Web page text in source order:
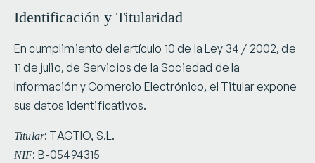
Identificación y Titularidad
En cumplimiento del artículo 10 de la Ley 34 / 2002, de
11 de julio, de Servicios de la Sociedad de la
Información y Comercio Electrónico, el Titular expone
sus datos identificativos.
Titular: TAGTIO, S.L.
NIF: B-05494315